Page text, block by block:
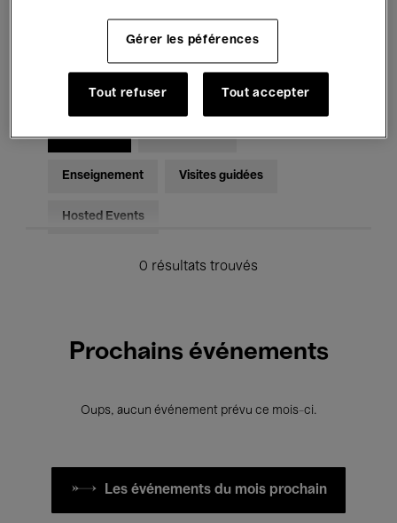
Musique classique Global Music
Musique électronique
Pour tous Kids’ Palace
Enseignement Visites guidées
Hosted Events
0 résultats trouvés
Prochains événements
Oups, aucun événement prévu ce mois-ci.
Les événements du mois prochain
Gérer les péférences
Tout refuser Tout accepter